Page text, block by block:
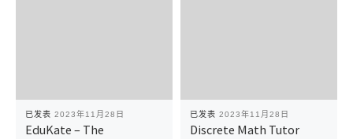
已发表 2023年11月28日
EduKate – The
已发表 2023年11月28日
Discrete Math Tutor